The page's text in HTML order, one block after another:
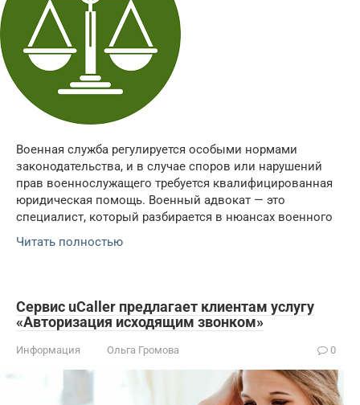
Военная служба регулируется особыми нормами
законодательства, и в случае споров или нарушений
прав военнослужащего требуется квалифицированная
юридическая помощь. Военный адвокат — это
специалист, который разбирается в нюансах военного
Читать полностью
Сервис uCaller предлагает клиентам услугу
«Авторизация исходящим звонком»
Информация Ольга Громова 0